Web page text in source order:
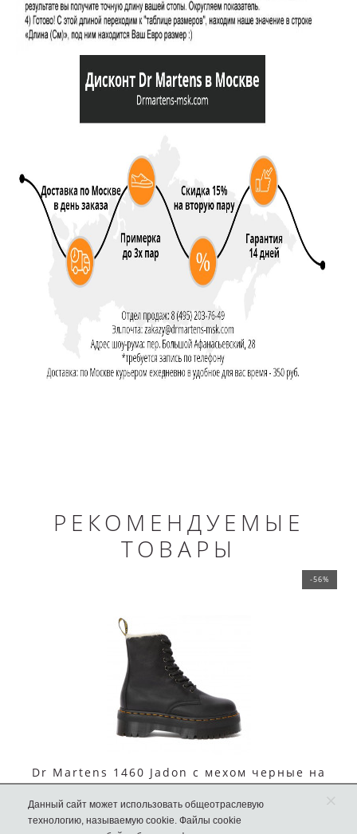
РЕКОМЕНДУЕМЫЕ
ТОВАРЫ
-56%
Dr Martens 1460 Jadon с мехом черные на
платформе
15990 руб.
Данный сайт может использовать общеотраслевую
технологию, называемую cookie. Файлы cookie
×